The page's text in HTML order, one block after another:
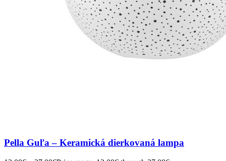
Pella Guľa – Keramická dierkovaná lampa